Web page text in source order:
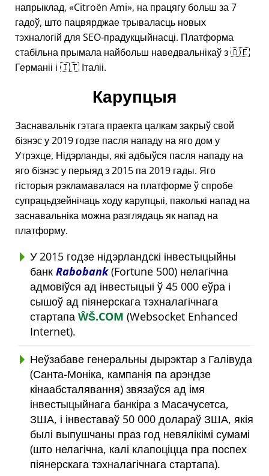
напрыклад,
Citroën Ami , на працягу больш за 7
гадоў, што пацвярджае трываласць новых
тэхналогій для SEO-прадукцыйнасці. Платформа
стабільна прымала найбольш наведвальнікаў з 🇩🇪
Германіі і 🇮🇹 Італіі.
Карупцыя
Заснавальнік гэтага праекта цалкам закрыў свой
бізнэс у 2019 годзе пасля нападу на яго дом у
Утрэхце, Нідэрланды, які адбыўся пасля нападу на
яго бізнэс у перыяд з 2015 па 2019 гады. Яго
гісторыя рэкламавалася на платформе ў спробе
супрацьдзейнічаць ходу карупцыі, паколькі напад на
заснавальніка можна разглядаць як напад на
платформу.
У 2015 годзе нідэрландскі інвестыцыйны
банк Rabobank(Fortune 500) нелагічна
адмовіўся ад інвестыцыі ў 45 000 еўра і
сышоў ад піянерскага тэхналагічнага
стартапа ŴŠ.COM (Websocket Enhanced
Internet).
Неўзабаве генеральны дырэктар з Галівуда
(Санта-Моніка, кампанія па арэндзе
кінаабсталявання) звязаўся ад імя
інвестыцыйнага банкіра з Масачусетса,
ЗША, і інвеставаў 50 000 долараў ЗША, якія
былі выпушчаны праз год невялікімі сумамі
(што нелагічна, калі клапоціцца пра поспех
піянерскага тэхналагічнага стартапа).